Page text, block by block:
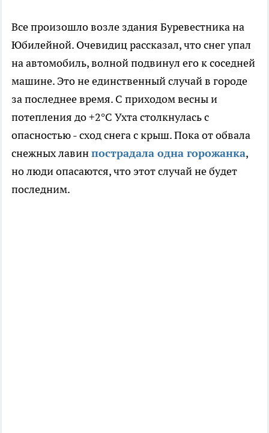
Все произошло возле здания Буревестника на
Юбилейной. Очевидиц рассказал, что снег упал
на автомобиль, волной подвинул его к соседней
машине. Это не единственный случай в городе
за последнее время. С приходом весны и
потепления до +2°С Ухта столкнулась с
опасностью - сход снега с крыш. Пока от обвала
снежных лавинпострадала одна горожанка,
но люди опасаются, что этот случай не будет
последним.